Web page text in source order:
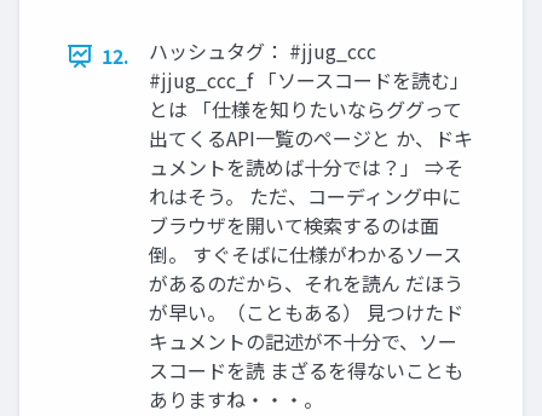
12.
ハッシュタグ： #jjug_ccc
#jjug_ccc_f 「ソースコードを読む」
とは 「仕様を知りたいならググって
出てくるAPI一覧のページと か、ドキ
ュメントを読めば十分では？」 ⇒そ
れはそう。 ただ、コーディング中に
ブラウザを開いて検索するのは面
倒。 すぐそばに仕様がわかるソース
があるのだから、それを読ん だほう
が早い。（こともある） 見つけたド
キュメントの記述が不十分で、ソー
スコードを読 まざるを得ないことも
ありますね・・・。